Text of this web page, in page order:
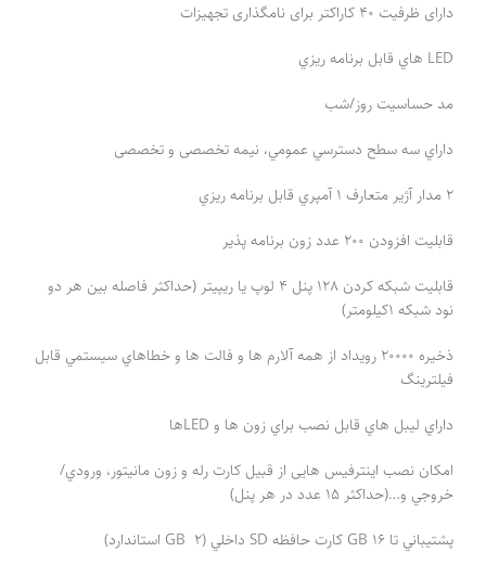
دارای ظرفیت 40 کاراکتر برای نامگذاری تجهیزات
LED هاي قابل برنامه ريزي
مد حساسيت روز/شب
داراي سه سطح دسترسي عمومي، نیمه تخصصی و تخصصی
2 مدار آژير متعارف 1 آمپري قابل برنامه ريزي
قابلیت افزودن 200 عدد زون برنامه پذير
قابليت شبكه کردن 128 پنل 4 لوپ یا ریپیتر (حداکثر فاصله بين هر دو
نود شبکه 1كيلومتر)
ذخيره 20000 رويداد از همه آلارم ها و فالت ها و خطاهاي سيستمي قابل
فيلترينگ
داراي ليبل هاي قابل نصب براي زون ها و LEDها
امكان نصب اينترفيس هايی از قبيل كارت رله و زون مانيتور، ورودي/
خروجي و…(حداکثر 15 عدد در هر پنل)
پشتيباني تا 16 GB كارت حافظه SD داخلي (2 GB استاندارد)